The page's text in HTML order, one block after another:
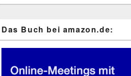
Das Buch bei ama​zon​.de: